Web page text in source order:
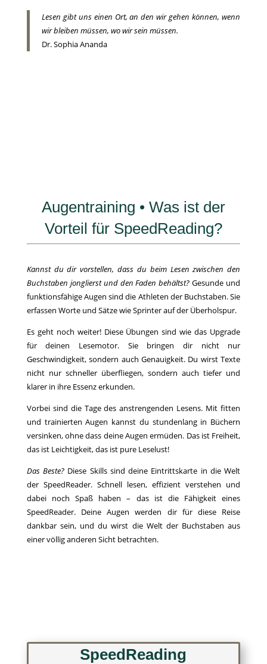
Lesen gibt uns einen Ort, an den wir gehen können, wenn
wir bleiben müssen, wo wir sein müssen.
Dr. Sophia Ananda
Augentraining • Was ist der
Vorteil für SpeedReading?
Kannst du dir vorstellen, dass du beim Lesen zwischen den
Buchstaben jonglierst und den Faden behältst? Gesunde und
funktionsfähige Augen sind die Athleten der Buchstaben. Sie
erfassen Worte und Sätze wie Sprinter auf der Überholspur.
Es geht noch weiter! Diese Übungen sind wie das Upgrade
für deinen Lesemotor. Sie bringen dir nicht nur
Geschwindigkeit, sondern auch Genauigkeit. Du wirst Texte
nicht nur schneller überfliegen, sondern auch tiefer und
klarer in ihre Essenz erkunden.
Vorbei sind die Tage des anstrengenden Lesens. Mit fitten
und trainierten Augen kannst du stundenlang in Büchern
versinken, ohne dass deine Augen ermüden. Das ist Freiheit,
das ist Leichtigkeit, das ist pure Leselust!
Das Beste? Diese Skills sind deine Eintrittskarte in die Welt
der SpeedReader. Schnell lesen, effizient verstehen und
dabei noch Spaß haben – das ist die Fähigkeit eines
SpeedReader. Deine Augen werden dir für diese Reise
dankbar sein, und du wirst die Welt der Buchstaben aus
einer völlig anderen Sicht betrachten.
SpeedReading